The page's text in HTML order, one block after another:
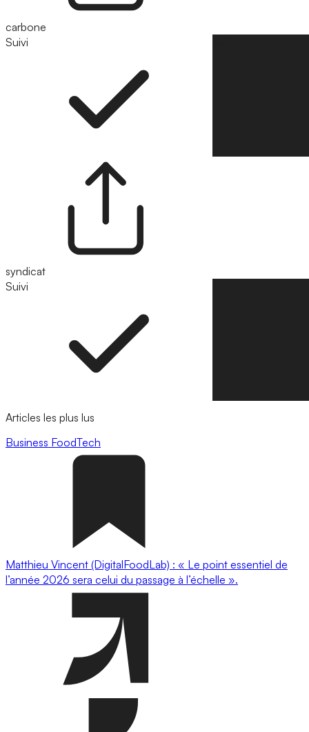
carbone
Suivi
syndicat
Suivi
Articles les plus lus
Business FoodTech
Matthieu Vincent (DigitalFoodLab) : « Le point essentiel de
l’année 2026 sera celui du passage à l’échelle ».